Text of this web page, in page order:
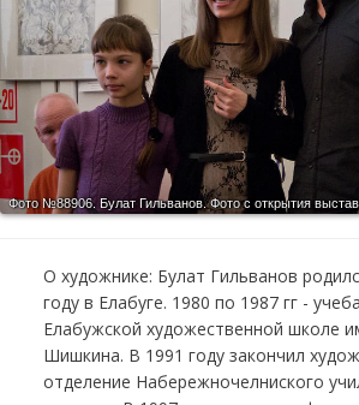
Фото №88906. Булат Гильванов. Фото с открытия
О художнике: Булат Гильванов
году в Елабуге. 1980 по 1987 гг -
Елабужской художественной школе
Шишкина. В 1991 году закончил
отделение Набережночелниского